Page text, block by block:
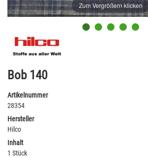
Zum Vergrößern klicken
Bob 140
Artikelnummer
28354
Hersteller
Hilco
Inhalt
1 Stück